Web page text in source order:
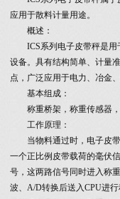
应用于散料计量用途。
概述：
ICS系列电子皮带秤是用
设备。具有结构简单、计量
点，广泛应用于电力、冶金
基本组成：
称重桥架，称重传感器，
工作原理：
当物料通过时，电子皮带
一个正比例皮带载荷的毫伏
号，这两路信号同时进入称
波、A/D转换后送入CPU进